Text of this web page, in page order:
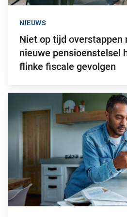
Niet op tijd overstappen
nieuwe pensioenstelsel
flinke fiscale gevolgen
NIEUWS
Ga naar “2025: een bewogen